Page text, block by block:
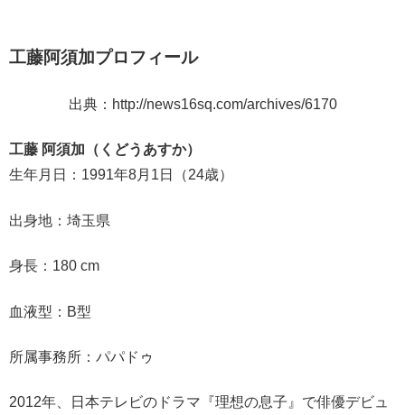
工藤阿須加プロフィール
出典：http://news16sq.com/archives/6170
工藤 阿須加（くどうあすか）
生年月日：1991年8月1日（24歳）
出身地：埼玉県
身長：180 cm
血液型：B型
所属事務所：パパドゥ
2012年、日本テレビのドラマ『理想の息子』で俳優デビュ